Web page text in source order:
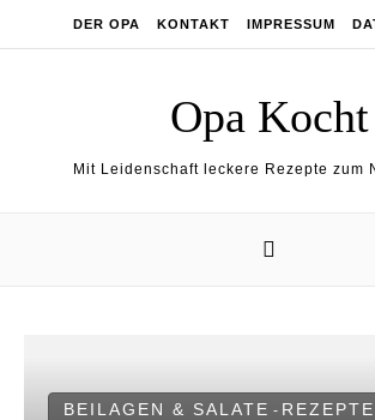
DER OPA KONTAKT IMPRESSUM
Opa Kocht
Mit Leidenschaft leckere Rezepte zum
BEILAGEN & SALATE - REZEPTE